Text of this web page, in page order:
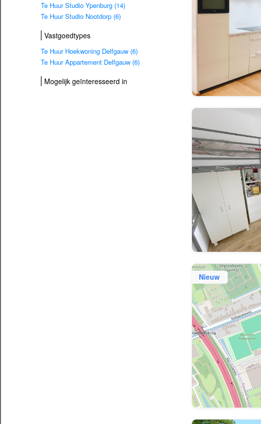
Te Huur Studio Ypenburg (14)
Te Huur Studio Nootdorp (6)
Vastgoedtypes
Te Huur Hoekwoning Delfgauw (6)
Te Huur Appartement Delfgauw (6)
Mogelijk geïnteresseerd in
Nieuw